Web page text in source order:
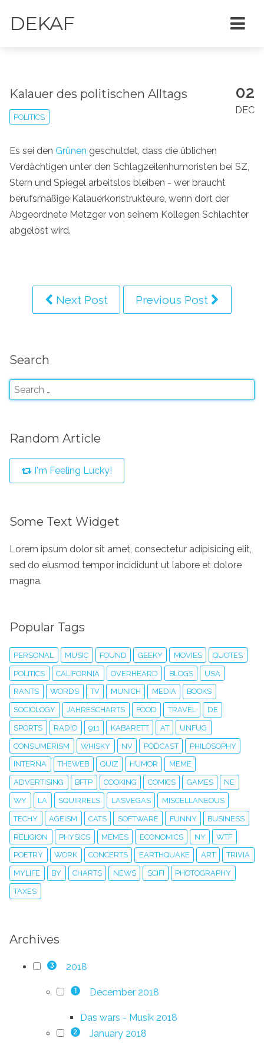
DEKAF
02
DEC
Kalauer des politischen Alltags
POLITICS
Es sei den Grünen geschuldet, dass die üblichen
Verdächtigen unter den Schlagzeilenhumoristen bei SZ,
Stern und Spiegel arbeitslos bleiben - wer braucht
berufsmäßige Kalauerkonstrukteure, wenn dort der
Abgeordnete Metzger von seinem Kollegen Schlachter
abgelöst wird.
Next Post Previous Post
Search
Random Article
I'm Feeling Lucky!
Some Text Widget
Lorem ipsum dolor sit amet, consectetur adipisicing elit,
sed do eiusmod tempor incididunt ut labore et dolore
magna.
Popular Tags
PERSONAL MUSIC FOUND GEEKY MOVIES QUOTES
POLITICS CALIFORNIA OVERHEARD BLOGS USA
RANTS WORDS TV MUNICH MEDIA BOOKS
SOCIOLOGY JAHRESCHARTS FOOD TRAVEL DE
SPORTS RADIO 911 KABARETT AT UNFUG
CONSUMERISM WHISKY NV PODCAST PHILOSOPHY
INTERNA THEWEB QUIZ HUMOR MEME
ADVERTISING BFTP COOKING COMICS GAMES NE
WY LA SQUIRRELS LASVEGAS MISCELLANEOUS
TECHY AGEISM CATS SOFTWARE FUNNY BUSINESS
RELIGION PHYSICS MEMES ECONOMICS NY WTF
POETRY WORK CONCERTS EARTHQUAKE ART TRIVIA
MYLIFE BY CHARTS NEWS SCIFI PHOTOGRAPHY
TAXES
Archives
3 2018
1 December 2018
Das wars - Musik 2018
2 January 2018